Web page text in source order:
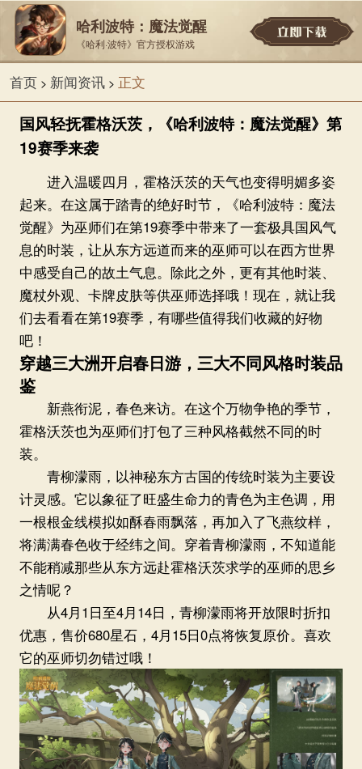
哈利波特：魔法觉醒
《哈利·波特》官方授权游戏
首页 > 新闻资讯 > 正文
国风轻抚霍格沃茨，《哈利波特：魔法觉醒》第
19赛季来袭
进入温暖四月，霍格沃茨的天气也变得明媚多姿
起来。在这属于踏青的绝好时节，《哈利波特：魔法
觉醒》为巫师们在第19赛季中带来了一套极具国风气
息的时装，让从东方远道而来的巫师可以在西方世界
中感受自己的故土气息。除此之外，更有其他时装、
魔杖外观、卡牌皮肤等供巫师选择哦！现在，就让我
们去看看在第19赛季，有哪些值得我们收藏的好物
吧！
穿越三大洲开启春日游，三大不同风格时装品
鉴
新燕衔泥，春色来访。在这个万物争艳的季节，
霍格沃茨也为巫师们打包了三种风格截然不同的时
装。
青柳濛雨，以神秘东方古国的传统时装为主要设
计灵感。它以象征了旺盛生命力的青色为主色调，用
一根根金线模拟如酥春雨飘落，再加入了飞燕纹样，
将满满春色收于经纬之间。穿着青柳濛雨，不知道能
不能稍减那些从东方远赴霍格沃茨求学的巫师的思乡
之情呢？
从4月1日至4月14日，青柳濛雨将开放限时折扣
优惠，售价680星石，4月15日0点将恢复原价。喜欢
它的巫师切勿错过哦！